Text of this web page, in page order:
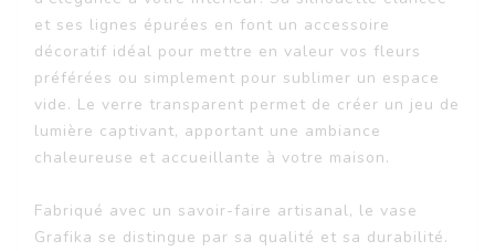
et ses lignes épurées en font un accessoire
décoratif idéal pour mettre en valeur vos fleurs
préférées ou simplement pour sublimer un espace
vide. Le verre transparent permet de créer un jeu de
lumière captivant, apportant une ambiance
chaleureuse et accueillante à votre maison.
Fabriqué avec un savoir-faire artisanal, le vase
Grafika se distingue par sa qualité et sa durabilité.